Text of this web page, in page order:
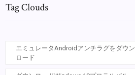
Tag Clouds
エミュレータAndroidアンチラグをダウン
ロード